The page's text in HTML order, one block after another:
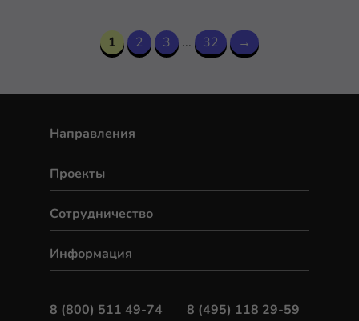
1 2 3 ... 32 →
Направления
Сотрудничество
Проекты
Информация
8 (800) 511 49-74 8 (495) 118 29-59